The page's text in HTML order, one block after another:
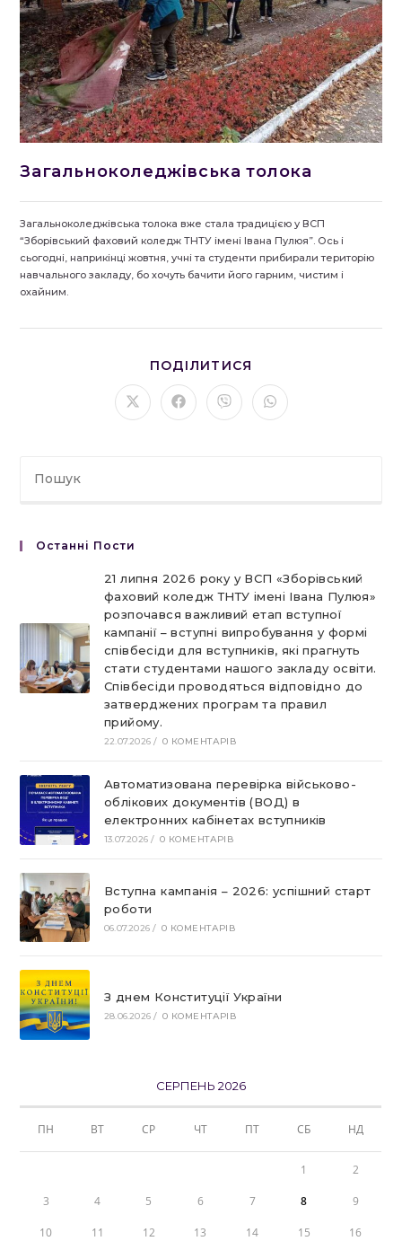
Загальноколеджівська толока
Загальноколеджівська толока вже стала традицією у ВСП
“Зборівський фаховий коледж ТНТУ імені Івана Пулюя”. Ось і
сьогодні, наприкінці жовтня, учні та студенти прибирали територію
навчального закладу, бо хочуть бачити його гарним, чистим і
охайним.
ПОДІЛИТИСЯ
ЦИМ
ВМІСТОМ
Відкрити
в
Відкрити
в
Відкрити
в
Відкрити
в
Останні Пости
21 липня 2026 року у ВСП «Зборівський
фаховий коледж ТНТУ імені Івана Пулюя»
розпочався важливий етап вступної
кампанії – вступні випробування у формі
співбесіди для вступників, які прагнуть
стати студентами нашого закладу освіти.
Співбесіди проводяться відповідно до
затверджених програм та правил
прийому.
22.07.2026 / 0 КОМЕНТАРІВ
Автоматизована перевірка військово-
облікових документів (ВОД) в
електронних кабінетах вступників
13.07.2026 / 0 КОМЕНТАРІВ
Вступна кампанія – 2026: успішний старт
роботи
06.07.2026 / 0 КОМЕНТАРІВ
З днем Конституції України
28.06.2026 / 0 КОМЕНТАРІВ
СЕРПЕНЬ 2026
ПН ВТ СР ЧТ ПТ СБ НД
1 2
3 4 5 6 7 8 9
10 11 12 13 14 15 16